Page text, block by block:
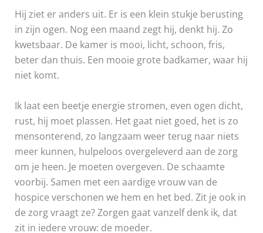
Hij ziet er anders uit. Er is een klein stukje berusting
in zijn ogen. Nog een maand zegt hij, denkt hij. Zo
kwetsbaar. De kamer is mooi, licht, schoon, fris,
beter dan thuis. Een mooie grote badkamer, waar hij
niet komt.
Ik laat een beetje energie stromen, even ogen dicht,
rust, hij moet plassen. Het gaat niet goed, het is zo
mensonterend, zo langzaam weer terug naar niets
meer kunnen, hulpeloos overgeleverd aan de zorg
om je heen. Je moeten overgeven. De schaamte
voorbij. Samen met een aardige vrouw van de
hospice verschonen we hem en het bed. Zit je ook in
de zorg vraagt ze? Zorgen gaat vanzelf denk ik, dat
zit in iedere vrouw: de moeder.